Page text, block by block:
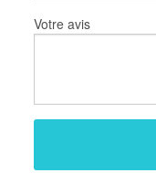
Votre avis